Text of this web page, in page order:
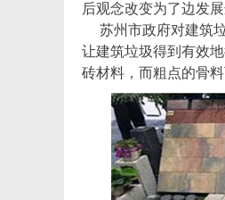
后观念改变为了边发
苏州市政府对建筑垃
让建筑垃圾得到有效
砖材料，而粗点的骨